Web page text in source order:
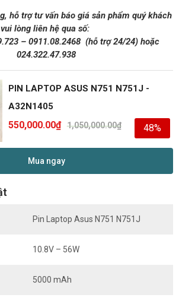
hỗ trợ tư vấn báo giá sản phẩm quý khách
vui lòng liên hệ qua số:
– 0911.08.2468 (hỗ trợ 24/24)hoặc
024.322.47.938
PIN LAPTOP ASUS N751 N751J -
A32N1405
1,050,000.00₫
550,000.00₫ 48%
Mua ngay
Pin Laptop Asus N751 N751J
10.8V – 56W
5000 mAh